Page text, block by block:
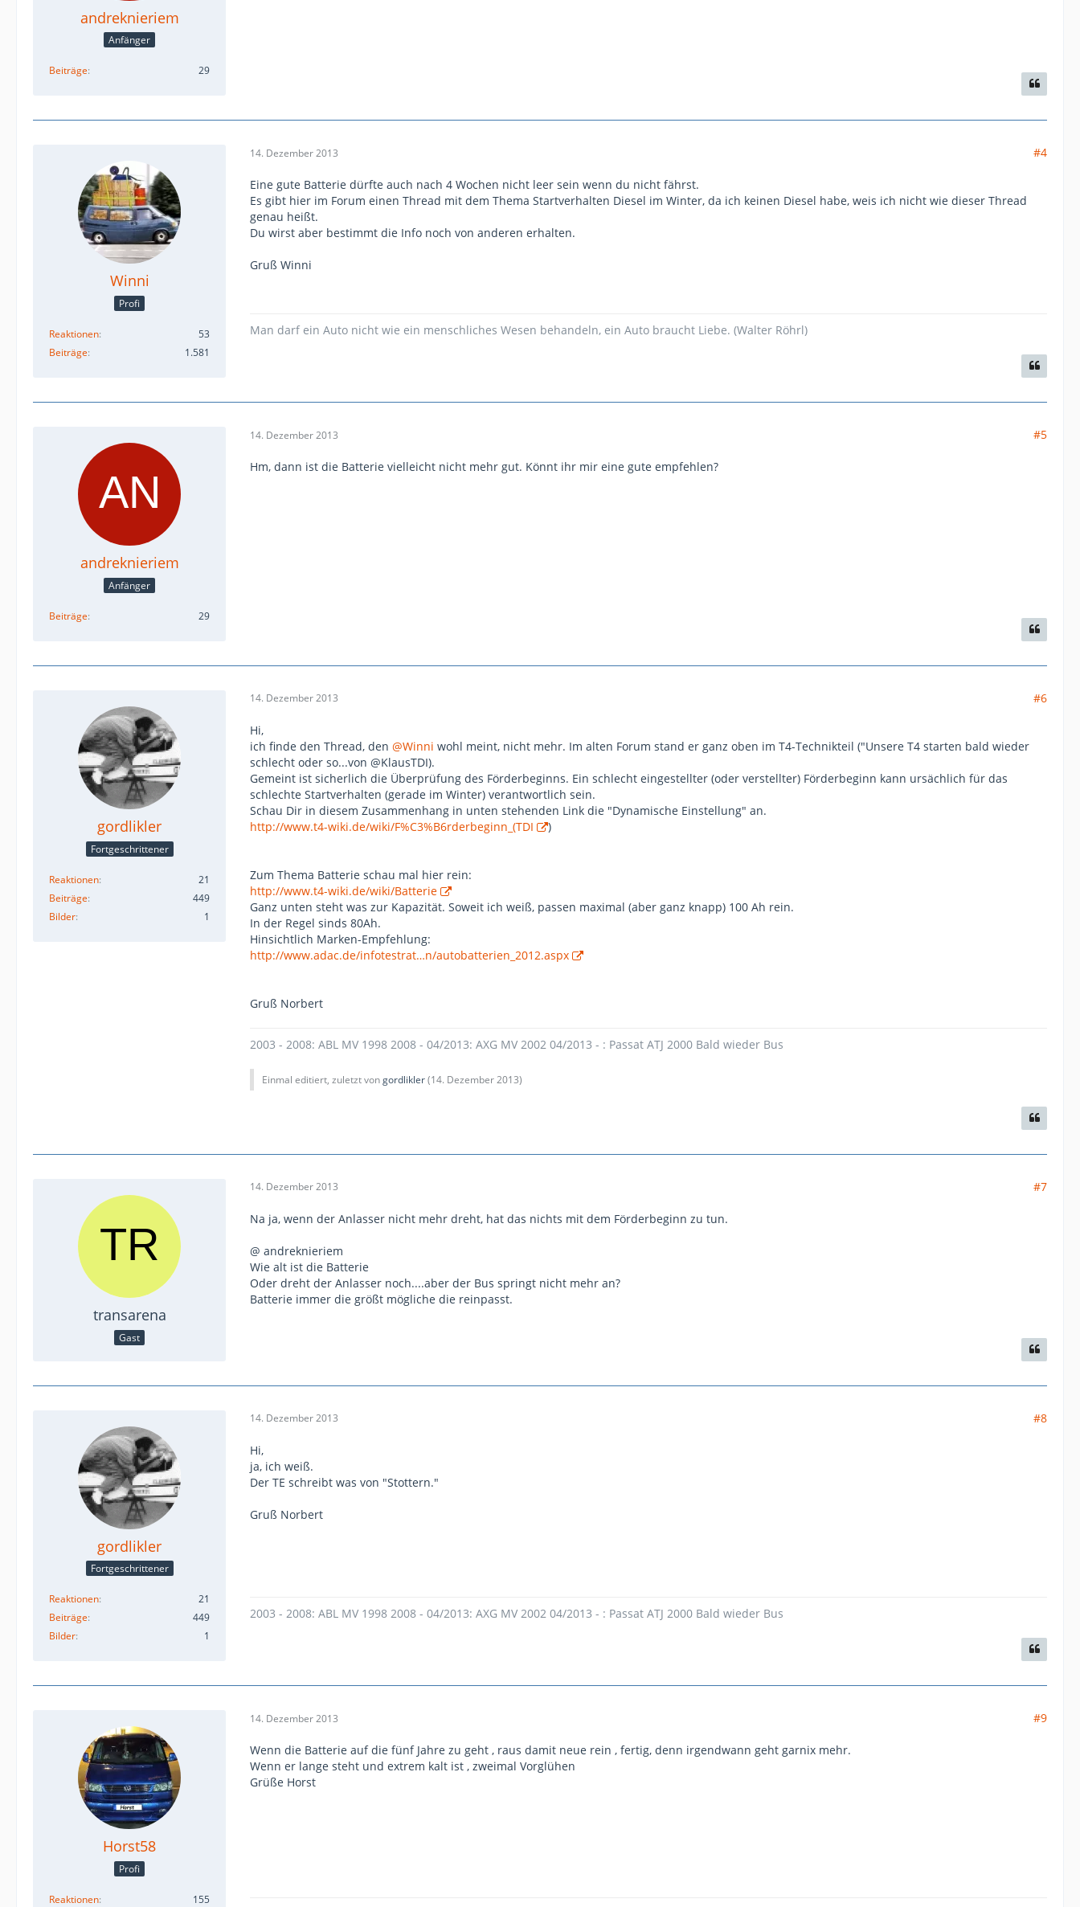
andreknieriem
Anfänger
Beiträge 29
Winni
Profi
Reaktionen
53
Beiträge
1.581
14. Dezember 2013 #4
Eine gute Batterie dürfte auch nach 4 Wochen nicht leer sein wenn du nicht fährst.
Es gibt hier im Forum einen Thread mit dem Thema Startverhalten Diesel im Winter, da ich keinen Diesel habe, weis ich nicht wie dieser Thread
genau heißt.
Du wirst aber bestimmt die Info noch von anderen erhalten.
Gruß Winni
Man darf ein Auto nicht wie ein menschliches Wesen behandeln, ein Auto braucht Liebe. (Walter Röhrl)
andreknieriem
Anfänger
Beiträge 29
14. Dezember 2013 #5
Hm, dann ist die Batterie vielleicht nicht mehr gut. Könnt ihr mir eine gute empfehlen?
gordlikler
Fortgeschrittener
Reaktionen
21
Beiträge
449
Bilder
1
14. Dezember 2013 #6
Hi,
ich finde den Thread, den @Winni wohl meint, nicht mehr. Im alten Forum stand er ganz oben im T4-Technikteil ("Unsere T4 starten bald wieder
schlecht oder so...von @KlausTDI).
Gemeint ist sicherlich die Überprüfung des Förderbeginns. Ein schlecht eingestellter (oder verstellter) Förderbeginn kann ursächlich für das
schlechte Startverhalten (gerade im Winter) verantwortlich sein.
Schau Dir in diesem Zusammenhang in unten stehenden Link die "Dynamische Einstellung" an.
http://www.t4-wiki.de/wiki/F%C3%B6rderbeginn_(TDI
)
Zum Thema Batterie schau mal hier rein:
http://www.t4-wiki.de/wiki/Batterie
Ganz unten steht was zur Kapazität. Soweit ich weiß, passen maximal (aber ganz knapp) 100 Ah rein.
In der Regel sinds 80Ah.
Hinsichtlich Marken-Empfehlung:
http://www.adac.de/infotestrat…n/autobatterien_2012.aspx
Gruß Norbert
2003 - 2008: ABL MV 1998 2008 - 04/2013: AXG MV 2002 04/2013 - : Passat ATJ 2000 Bald wieder Bus
Einmal editiert, zuletzt vongordlikler(14. Dezember 2013)
transarena
Gast
14. Dezember 2013 #7
Na ja, wenn der Anlasser nicht mehr dreht, hat das nichts mit dem Förderbeginn zu tun.
@ andreknieriem
Wie alt ist die Batterie
Oder dreht der Anlasser noch....aber der Bus springt nicht mehr an?
Batterie immer die größt mögliche die reinpasst.
gordlikler
Fortgeschrittener
Reaktionen
21
Beiträge
449
Bilder
1
14. Dezember 2013 #8
Hi,
ja, ich weiß.
Der TE schreibt was von "Stottern."
Gruß Norbert
2003 - 2008: ABL MV 1998 2008 - 04/2013: AXG MV 2002 04/2013 - : Passat ATJ 2000 Bald wieder Bus
Horst58
Profi
Reaktionen 155
14. Dezember 2013 #9
Wenn die Batterie auf die fünf Jahre zu geht , raus damit neue rein , fertig, denn irgendwann geht garnix mehr.
Wenn er lange steht und extrem kalt ist , zweimal Vorglühen
Grüße Horst